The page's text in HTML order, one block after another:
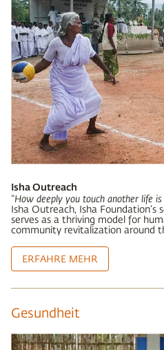
Isha Outreach
"How deeply you touch another life
Isha Outreach, Isha Foundation’s
serves as a thriving model for
community revitalization around
ERFAHRE MEHR
Gesundheit